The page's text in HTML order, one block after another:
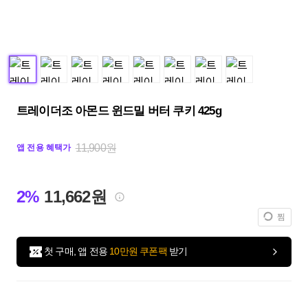
트레이더조 아몬드 윈드밀 버터 쿠키 425g
앱 전용 혜택가 11,900원
2% 11,662원
찜
첫 구매, 앱 전용 10만원 쿠폰팩 받기